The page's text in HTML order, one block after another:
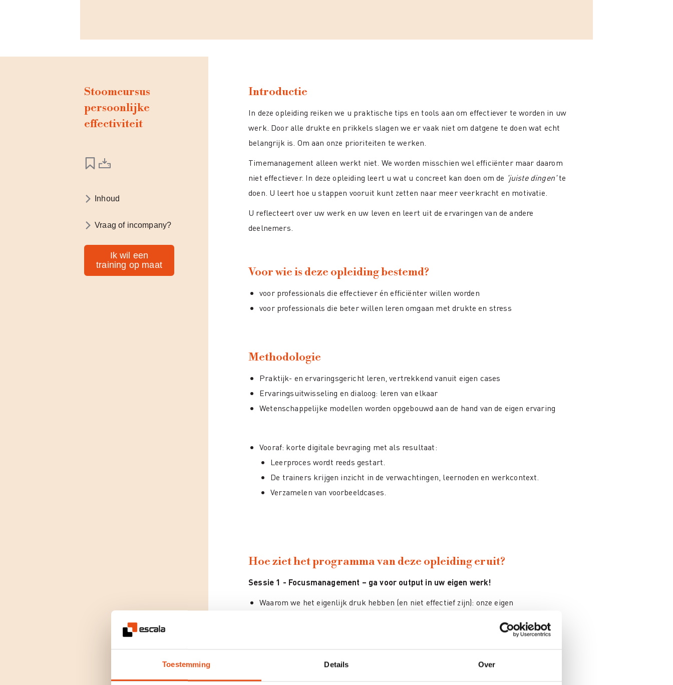
Toestemming Details Over
Stoomcursus
persoonlijke
effectiviteit
Inhoud
Vraag of incompany?
Ik wil een
training op maat
Introductie
In deze opleiding reiken we u praktische tips en tools aan om effectiever te worden in uw
werk. Door alle drukte en prikkels slagen we er vaak niet om datgene te doen wat echt
belangrijk is. Om aan onze prioriteiten te werken.
Timemanagement alleen werkt niet. We worden misschien wel efficiënter maar daarom
niet effectiever. In deze opleiding leert u wat u concreet kan doen om de 'juiste dingen'te
doen. U leert hoe u stappen vooruit kunt zetten naar meer veerkracht en motivatie.
U reflecteert over uw werk en uw leven en leert uit de ervaringen van de andere
deelnemers.
Voor wie is deze opleiding bestemd?
voor professionals die effectiever én efficiënter willen worden
voor professionals die beter willen leren omgaan met drukte en stress
Methodologie
Praktijk- en ervaringsgericht leren, vertrekkend vanuit eigen cases
Ervaringsuitwisseling en dialoog: leren van elkaar
Wetenschappelijke modellen worden opgebouwd aan de hand van de eigen ervaring
Vooraf: korte digitale bevraging met als resultaat:
Leerproces wordt reeds gestart.
De trainers krijgen inzicht in de verwachtingen, leernoden en werkcontext.
Verzamelen van voorbeeldcases.
Hoe ziet het programma van deze opleiding eruit?
Sessie 1 - Focusmanagement – ga voor output in uw eigen werk!
Waarom we het eigenlijk druk hebben (en niet effectief zijn): onze eigen
Verschil tussen effectiviteit en efficiëntie
Wat gebeurt in ons brein?
Systeem 1 en systeem 2 denken van Kahneman